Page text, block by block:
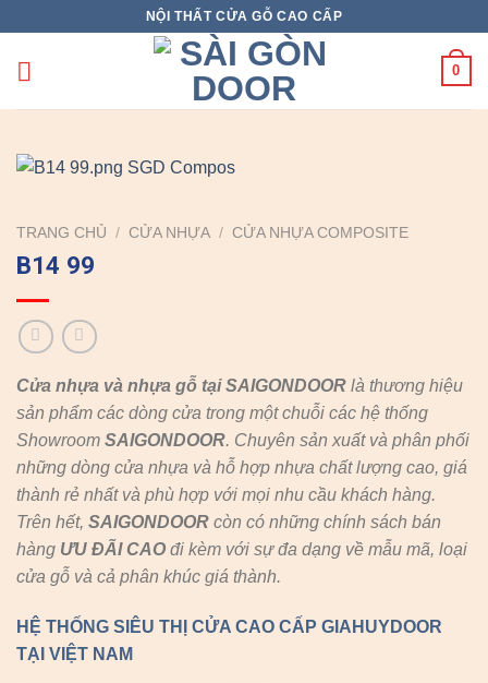
content
NỘI THẤT CỬA GỖ CAO CẤP
0
TRANG CHỦ / CỬA NHỰA / CỬA NHỰA COMPOSITE
B14 99
Cửa nhựa và nhựa gỗ tại SAIGONDOOR là thương hiệu
sản phẩm các dòng cửa trong một chuỗi các hệ thống
Showroom SAIGONDOOR. Chuyên sản xuất và phân phối
những dòng cửa nhựa và hỗ hợp nhựa chất lượng cao, giá
thành rẻ nhất và phù hợp với mọi nhu cầu khách hàng.
Trên hết, SAIGONDOOR còn có những chính sách bán
hàng ƯU ĐÃI CAO đi kèm với sự đa dạng về mẫu mã, loại
cửa gỗ và cả phân khúc giá thành.
HỆ THỐNG SIÊU THỊ CỬA CAO CẤP GIAHUYDOOR
TẠI VIỆT NAM